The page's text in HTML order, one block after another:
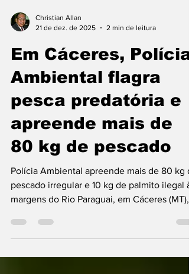
Christian Allan
21 de dez. de 2025
2 min de leitura
Em Cáceres, Polícia
Ambiental flagra
pesca predatória e
apreende mais de
80 kg de pescado
Polícia Ambiental apreende mais de 80 kg
pescado irregular e 10 kg de palmito ilegal